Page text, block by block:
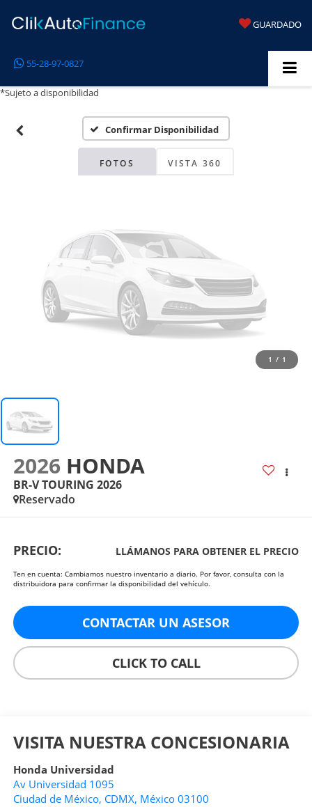
GUARDADO
55-28-97-0827
*Sujeto a disponibilidad
Confirmar Disponibilidad
FOTOS VISTA 360
Disponibles
Por favor, revise luego
1 / 1
2026 HONDA
BR-V TOURING 2026
Reservado
PRECIO: LLÁMANOS PARA OBTENER EL PRECIO
Ten en cuenta: Cambiamos nuestro inventario a diario. Por favor, consulta con la
distribuidora para confirmar la disponibilidad del vehículo.
CONTACTAR UN ASESOR
CLICK TO CALL
VISITA NUESTRA CONCESIONARIA
Honda Universidad
Av Universidad 1095
Ciudad de México, CDMX, México 03100